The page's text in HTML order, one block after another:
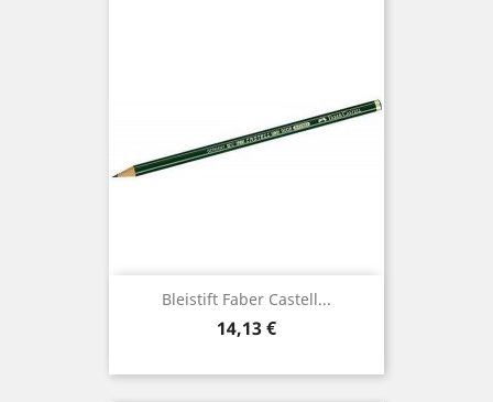
Bleistift Faber Castell...
Preis
14,13 €